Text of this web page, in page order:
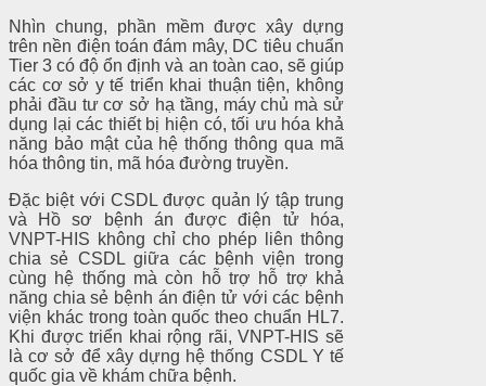
Nhìn chung, phần mềm được xây dựng
trên nền điện toán đám mây, DC tiêu chuẩn
Tier 3 có độ ổn định và an toàn cao, sẽ giúp
các cơ sở y tế triển khai thuận tiện, không
phải đầu tư cơ sở hạ tầng, máy chủ mà sử
dụng lại các thiết bị hiện có, tối ưu hóa khả
năng bảo mật của hệ thống thông qua mã
hóa thông tin, mã hóa đường truyền.
Đặc biệt với CSDL được quản lý tập trung
và Hồ sơ bệnh án được điện tử hóa,
VNPT-HIS không chỉ cho phép liên thông
chia sẻ CSDL giữa các bệnh viện trong
cùng hệ thống mà còn hỗ trợ hỗ trợ khả
năng chia sẻ bệnh án điện tử với các bệnh
viện khác trong toàn quốc theo chuẩn HL7.
Khi được triển khai rộng rãi, VNPT-HIS sẽ
là cơ sở để xây dựng hệ thống CSDL Y tế
quốc gia về khám chữa bệnh.